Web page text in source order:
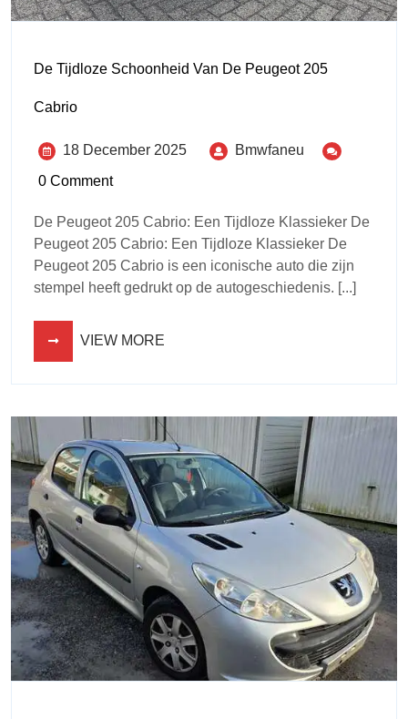
De Tijdloze Schoonheid Van De Peugeot 205
Cabrio
18 December 2025
Bmwfaneu
0 Comment
De Peugeot 205 Cabrio: Een Tijdloze Klassieker De
Peugeot 205 Cabrio: Een Tijdloze Klassieker De
Peugeot 205 Cabrio is een iconische auto die zijn
stempel heeft gedrukt op de autogeschiedenis. [...]
VIEW MORE